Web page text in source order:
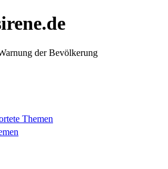
der Bevölkerung
Themen